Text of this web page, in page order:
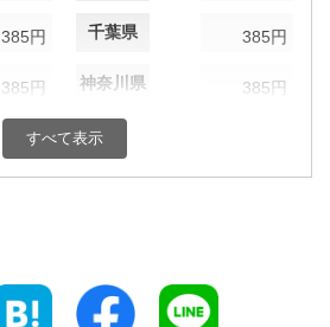
385円 千葉県 385円
385円 神奈川県 385円
385円 富山県
385円 静岡県
すべて表示